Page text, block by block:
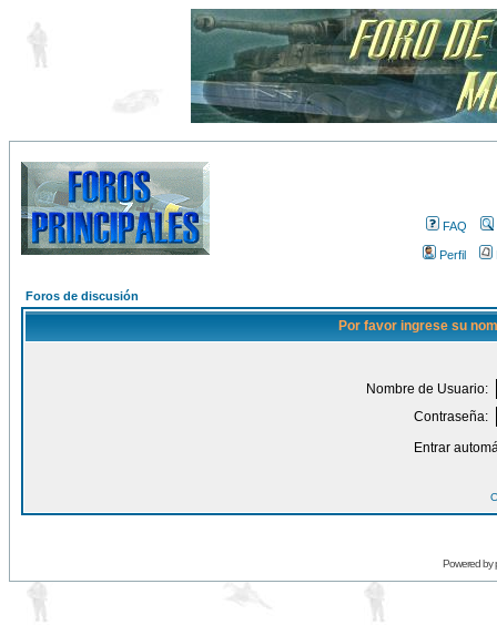
FAQ
Perfil
Foros de discusión
Por favor ingrese su
Nombre de Usuario:
Contraseña:
Entrar
Powered by